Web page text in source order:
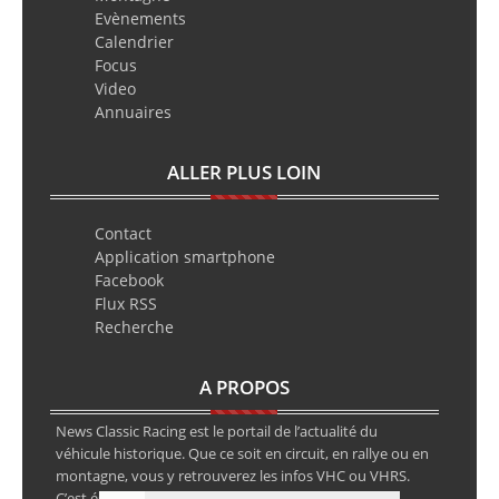
Evènements
Calendrier
Focus
Video
Annuaires
ALLER PLUS LOIN
Contact
Application smartphone
Facebook
Flux RSS
Recherche
A PROPOS
News Classic Racing est le portail de l’actualité du
véhicule historique. Que ce soit en circuit, en rallye ou en
montagne, vous y retrouverez les infos VHC ou VHRS.